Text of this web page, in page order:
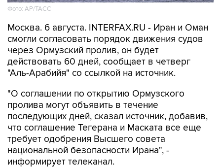
Фото: AP/ТАСС
Москва. 6 августа. INTERFAX.RU - Иран и Оман
смогли согласовать порядок движения судов
через Ормузский пролив, он будет
действовать 60 дней, сообщает в четверг
"Аль-Арабийя" со ссылкой на источник.
"О соглашении по открытию Ормузского
пролива могут объявить в течение
последующих дней, сказал источник, добавив,
что соглашение Тегерана и Маската все еще
требует одобрения Высшего совета
национальной безопасности Ирана", -
информирует телеканал.